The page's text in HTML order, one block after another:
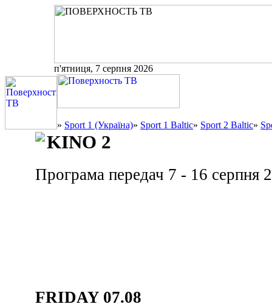
п'ятниця, 7 серпня 2026
» Sport 1 (Україна)» Sport 1 Baltic» Sport 2 Baltic»
KINO 2
Програма передач 7 - 16 серпня
FRIDAY 07.08